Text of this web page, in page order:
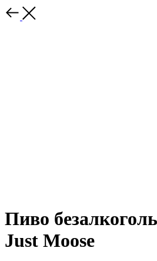
Пиво
Just Moose